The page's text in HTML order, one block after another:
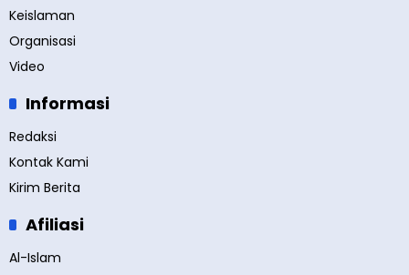
Keislaman
Organisasi
Video
Informasi
Redaksi
Kontak Kami
Kirim Berita
Afiliasi
Al-Islam